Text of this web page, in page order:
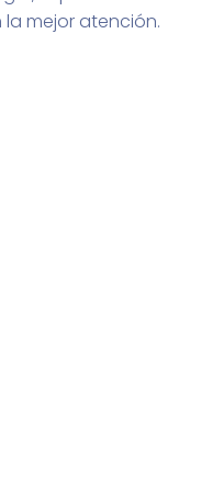
mejor atención.